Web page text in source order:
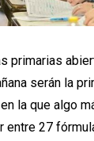
primarias
serán la
la que algo
entre 27